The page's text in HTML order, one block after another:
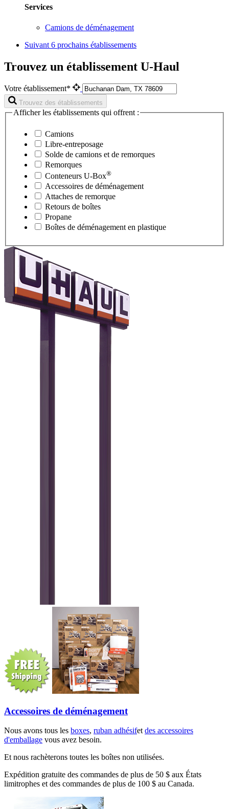
Services
Camions de déménagement
Suivant 6 prochains établissements
Trouvez un établissement U-Haul
Votre établissement*
Trouvez des établissements
Afficher les établissements qui offrent :
Camions
Libre-entreposage
Solde de camions et de remorques
Remorques
Conteneurs U-Box®
Accessoires de déménagement
Attaches de remorque
Retours de boîtes
Propane
Boîtes de déménagement en plastique
Accessoires de déménagement
Nous avons tous les boxes, ruban adhésifetdes accessoires
d'emballage vous avez besoin.
Et nous rachèterons toutes les boîtes non utilisées.
Expédition gratuite des commandes de plus de 50 $ aux États
limitrophes et des commandes de plus de 100 $ au Canada.